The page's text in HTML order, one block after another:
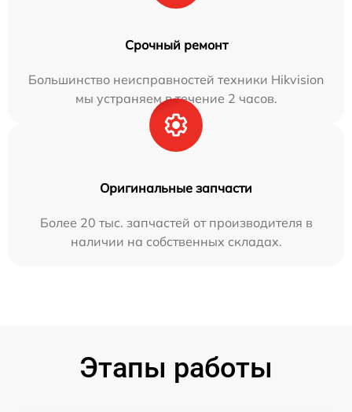
Срочный ремонт
Большинство неисправностей техники Hikvision
мы устраняем в течение 2 часов.
Оригинальные запчасти
Более 20 тыс. запчастей от производителя в
наличии на собственных складах.
Этапы работы